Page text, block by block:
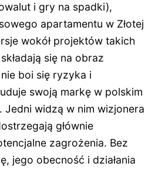
i gry na spadki),
apartamentu w Złotej
wokół projektów takich
się na obraz
boi się ryzyka i
swoją markę w polskim
Jedni widzą w nim wizjonera
głównie
zagrożenia. Bez
jego obecność i działania